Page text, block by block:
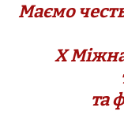
Маємо
Х
та